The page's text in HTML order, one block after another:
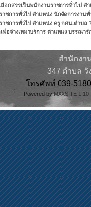
อกสรรเป็นพนักงานราชการทั่วไป ต
าชการทั่วไป ตำแหน่ง นักจัดการงาน
าชการทั่วไป ตำแหน่ง ครู กศน.ตำบล
พื่อจ้างเหมาบริการ ตำแหน่ง บรรณารั
สำนักงา
347 ตำบล วั
โทรศัพท์ 039-
Powered by MAXSITE